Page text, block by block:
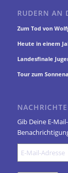
RUDERN AN
Zum Tod von
Heute in einem
Landesfinale
Tour zum
Gib Deine E-